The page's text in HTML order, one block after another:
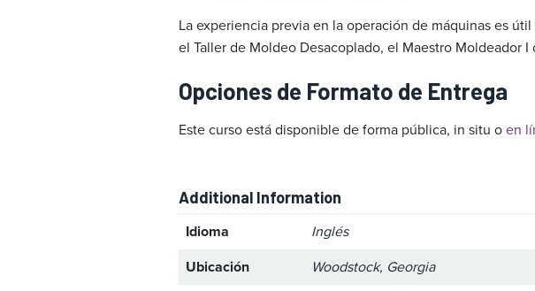
La experiencia previa en la operación de máquinas es
el Taller de Moldeo Desacoplado, el Maestro Moldeador I
Opciones de Formato de Entrega
Este curso está disponible de forma pública, in situ oen
Additional Information
Idioma
Inglés
Ubicación
Woodstock, Georgia